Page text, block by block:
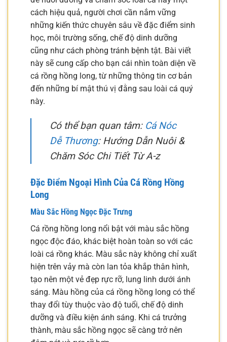
cách hiệu quả, người chơi cần nắm vững
những kiến thức chuyên sâu về đặc điểm sinh
học, môi trường sống, chế độ dinh dưỡng
cũng như cách phòng tránh bệnh tật. Bài viết
này sẽ cung cấp cho bạn cái nhìn toàn diện về
cá rồng hồng long, từ những thông tin cơ bản
đến những bí mật thú vị đằng sau loài cá quý
này.
Có thể bạn quan tâm: Cá Nóc
Dễ Thương: Hướng Dẫn Nuôi &
Chăm Sóc Chi Tiết Từ A-z
Đặc Điểm Ngoại Hình Của Cá Rồng Hồng
Long
Màu Sắc Hồng Ngọc Đặc Trưng
Cá rồng hồng long nổi bật với màu sắc hồng
ngọc độc đáo, khác biệt hoàn toàn so với các
loài cá rồng khác. Màu sắc này không chỉ xuất
hiện trên vảy mà còn lan tỏa khắp thân hình,
tạo nên một vẻ đẹp rực rỡ, lung linh dưới ánh
sáng. Màu hồng của cá rồng hồng long có thể
thay đổi tùy thuộc vào độ tuổi, chế độ dinh
dưỡng và điều kiện ánh sáng. Khi cá trưởng
thành, màu sắc hồng ngọc sẽ càng trở nên